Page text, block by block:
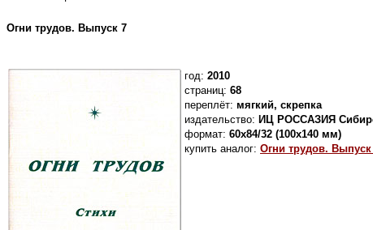
Огни трудов. Выпуск 7
год: 2010
страниц: 68
переплёт: мягкий, скрепка
издательство: ИЦ РОССАЗИЯ
формат: 60х84/32 (100х140 мм)
купить аналог: Огни трудов. Выпуск